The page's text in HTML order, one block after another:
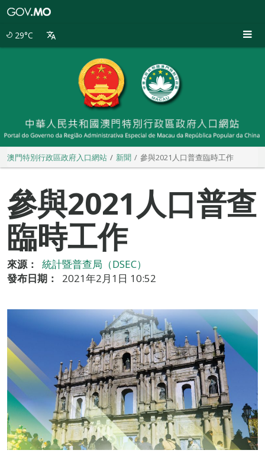
29°C
澳門特別行政區政府入口網站 新聞 參與2021人口普查臨時工作
參與2021人口普查
臨時工作
來源：
統計暨普查局（DSEC）
發布日期：
2021年2月1日 10:52